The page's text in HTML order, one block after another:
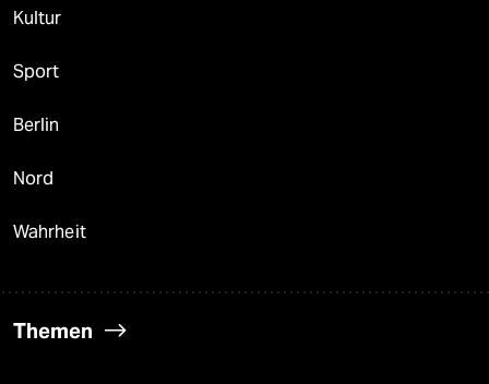
Kultur
Sport
Berlin
Nord
Wahrheit
Themen